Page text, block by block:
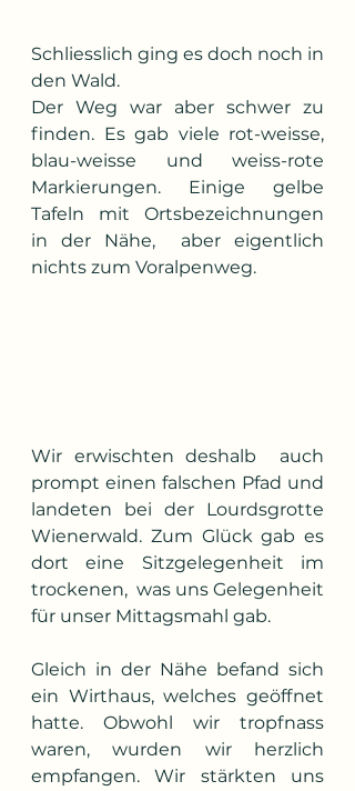
Schliesslich ging es doch noch in
den Wald.
Der Weg war aber schwer zu
finden. Es gab viele rot-weisse,
blau-weisse und weiss-rote
Markierungen. Einige gelbe
Tafeln mit Ortsbezeichnungen
in der Nähe,  aber eigentlich
nichts zum Voralpenweg.
Wir erwischten deshalb  auch
prompt einen falschen Pfad und
landeten bei der Lourdsgrotte
Wienerwald. Zum Glück gab es
dort eine Sitzgelegenheit im
trockenen,  was uns Gelegenheit
für unser Mittagsmahl gab.
Gleich in der Nähe befand sich
ein Wirthaus, welches geöffnet
hatte. Obwohl wir tropfnass
waren, wurden wir herzlich
empfangen. Wir stärkten uns